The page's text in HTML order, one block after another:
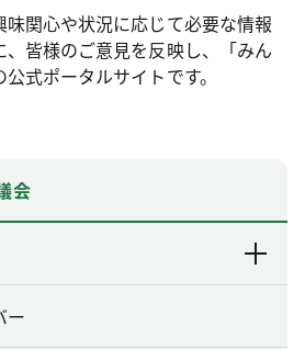
関心や状況に応じて必要な情報
皆様のご意見を反映し、「みん
式ポータルサイトです。
会
ー